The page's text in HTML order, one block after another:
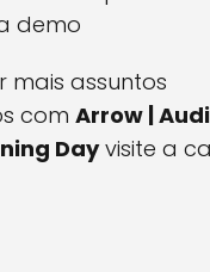
demo
mais assuntos
com Arrow |
Dayvisite a